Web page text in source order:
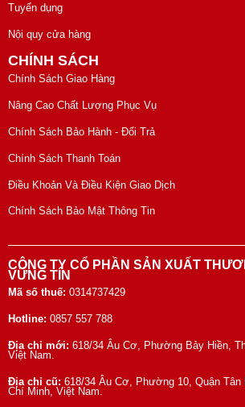
Tuyển dụng
Nội quy cửa hàng
CHÍNH SÁCH
Chính Sách Giao Hàng
Nâng Cao Chất Lượng Phục Vụ
Chính Sách Bảo Hành - Đổi Trả
Chính Sách Thanh Toán
Điều Khoản Và Điều Kiện Giao Dịch
Chính Sách Bảo Mật Thông Tin
CÔNG TY CỔ PHẦN SẢN XUẤT
VỮNG TÍN
Mã số thuế: 0314737429
Hotline: 0857 557 788
Địa chỉ mới: 618/34 Âu Cơ, Phường Bảy Hiền,
Việt Nam.
Địa chỉ cũ: 618/34 Âu Cơ, Phường 10, Quận Tân
Chí Minh, Việt Nam.